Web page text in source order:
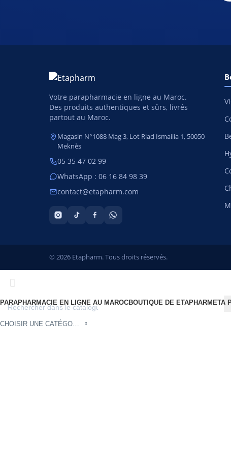
Votre parapharmacie en ligne au Maroc.
Des produits authentiques et sûrs, livrés
partout au Maroc.
Magasin N°1088 Mag 3, Lot Riad Ismailia 1, 50050
Meknès
05 35 47 02 99
WhatsApp : 06 16 84 98 39
contact@etapharm.com
© 2026 Etapharm. Tous droits réservés.
PARAPHARMACIE EN LIGNE AU MAROCBOUTIQUE DE ETAPHARMETA